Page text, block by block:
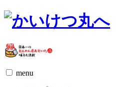
menu